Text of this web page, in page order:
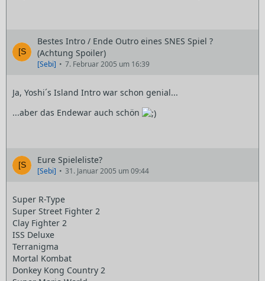
Bestes Intro / Ende Outro eines SNES Spiel ?
(Achtung Spoiler)
[Sebi] 7. Februar 2005 um 16:39
Ja, Yoshi´s Island Intro war schon genial...
...aber das Endewar auch schön
Eure Spieleliste?
[Sebi] 31. Januar 2005 um 09:44
Super R-Type
Super Street Fighter 2
Clay Fighter 2
ISS Deluxe
Terranigma
Mortal Kombat
Donkey Kong Country 2